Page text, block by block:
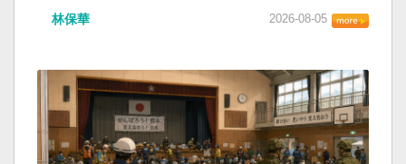
林保華 2026-08-05